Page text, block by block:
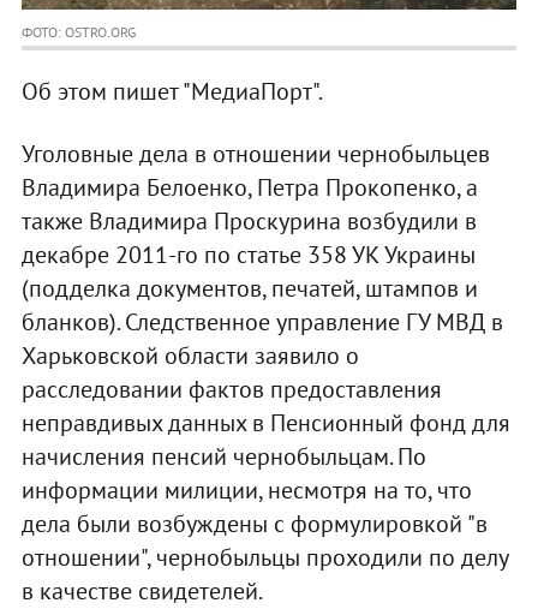
ФОТО: OSTRO.ORG
Об этом пишет "МедиаПорт".
Уголовные дела в отношении чернобыльцев
Владимира Белоенко, Петра Прокопенко, а
также Владимира Проскурина возбудили в
декабре 2011-го по статье 358 УК Украины
(подделка документов, печатей, штампов и
бланков). Следственное управление ГУ МВД в
Харьковской области заявило о
расследовании фактов предоставления
неправдивых данных в Пенсионный фонд для
начисления пенсий чернобыльцам. По
информации милиции, несмотря на то, что
дела были возбуждены с формулировкой "в
отношении", чернобыльцы проходили по делу
в качестве свидетелей.